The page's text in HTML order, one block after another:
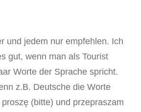
und jedem nur empfehlen. Ich
gut, wenn man als Tourist
Worte der Sprache spricht.
z.B. Deutsche die Worte
(bitte) und przepraszam